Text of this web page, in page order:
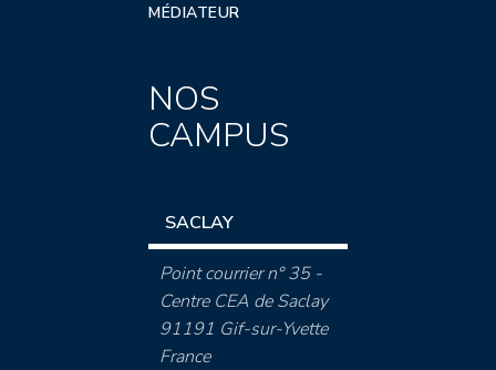
MÉDIATEUR
NOS
CAMPUS
SACLAY
Point courrier n° 35 -
Centre CEA de Saclay
91191 Gif-sur-Yvette
France